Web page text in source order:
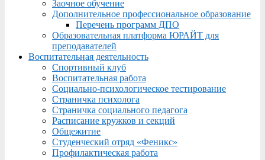
Заочное обучение
Дополнительное профессиональное образование
Перечень программ ДПО
Образовательная платформа ЮРАЙТ для
преподавателей
Воспитательная деятельность
Спортивный клуб
Воспитательная работа
Социально-психологическое тестирование
Страничка психолога
Страничка социального педагога
Расписание кружков и секций
Общежитие
Студенческий отряд «Феникс»
Профилактическая работа